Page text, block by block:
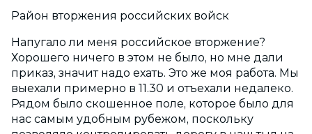
Район вторжения российских войск
Напугало ли меня российское вторжение?
Хорошего ничего в этом не было, но мне дали
приказ, значит надо ехать. Это же моя работа. Мы
выехали примерно в 11.30 и отъехали недалеко.
Рядом было скошенное поле, которое было для
нас самым удобным рубежом, поскольку